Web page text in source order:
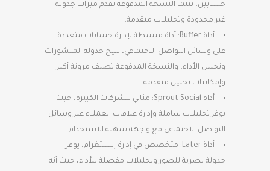
حسابين، بينما النسخة المدفوعة تقدم ميزات جدولة
غير محدودة وتحليلات متقدمة.
أداة Buffer: أداة مبسطة لإدارة حسابات متعددة
على وسائل التواصل الاجتماعي، تتيح جدولة المنشورات
وتحليل الأداء، والنسخة المدفوعة تضيف مرونة أكبر
وإمكانيات تحليل متقدمة.
أداة Sprout Social: مثالي للشركات الكبيرة، حيث
يوفر تحليلات شاملة وإدارة علاقات العملاء عبر وسائل
التواصل الاجتماعي مع واجهة سهلة الاستخدام.
أداة Later: متخصص في إدارة إنستغرام، يوفر
جدولة بصرية للصور وتحليلات مفصلة للأداء، حيث أنه